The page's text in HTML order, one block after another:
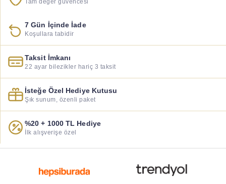
7 Gün İçinde İade
Koşullara tabidir
Taksit İmkanı
22 ayar bilezikler hariç 3 taksit
İsteğe Özel Hediye Kutusu
Şık sunum, özenli paket
%20 + 1000 TL Hediye
İlk alışverişe özel